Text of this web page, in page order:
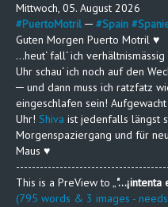
Mittwoch, 05. August 2026
#PuertoMotril ─ #Spain #
Guten Morgen Puerto Motril ♥
…heut‘ fall‘ ich
Uhr schau‘ ich noch auf den
─ und dann muss ich ratzfatz
eingeschlafen sein!
Uhr! Shiva ist jedenfalls längst
Morgenspaziergang und für
Maus ♥
This is a PreView to "…¡intenta
(795 words & 3 images -